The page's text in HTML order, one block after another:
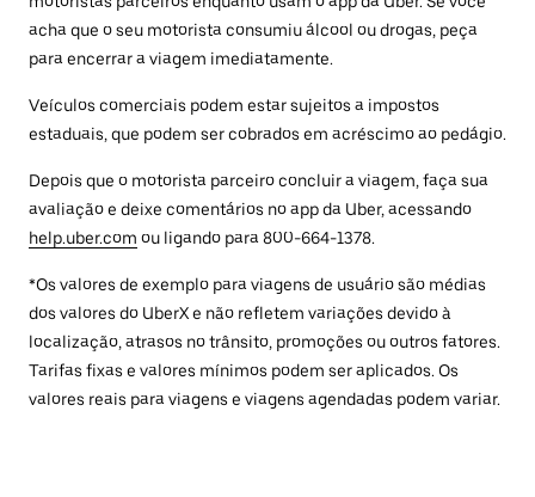
acha que o seu motorista consumiu álcool ou drogas, peça
para encerrar a viagem imediatamente.
Veículos comerciais podem estar sujeitos a impostos
estaduais, que podem ser cobrados em acréscimo ao pedágio.
Depois que o motorista parceiro concluir a viagem, faça sua
avaliação e deixe comentários no app da Uber, acessando
help.uber.com ou ligando para 800-664-1378.
*Os valores de exemplo para viagens de usuário são médias
dos valores do UberX e não refletem variações devido à
localização, atrasos no trânsito, promoções ou outros fatores.
Tarifas fixas e valores mínimos podem ser aplicados. Os
valores reais para viagens e viagens agendadas podem variar.